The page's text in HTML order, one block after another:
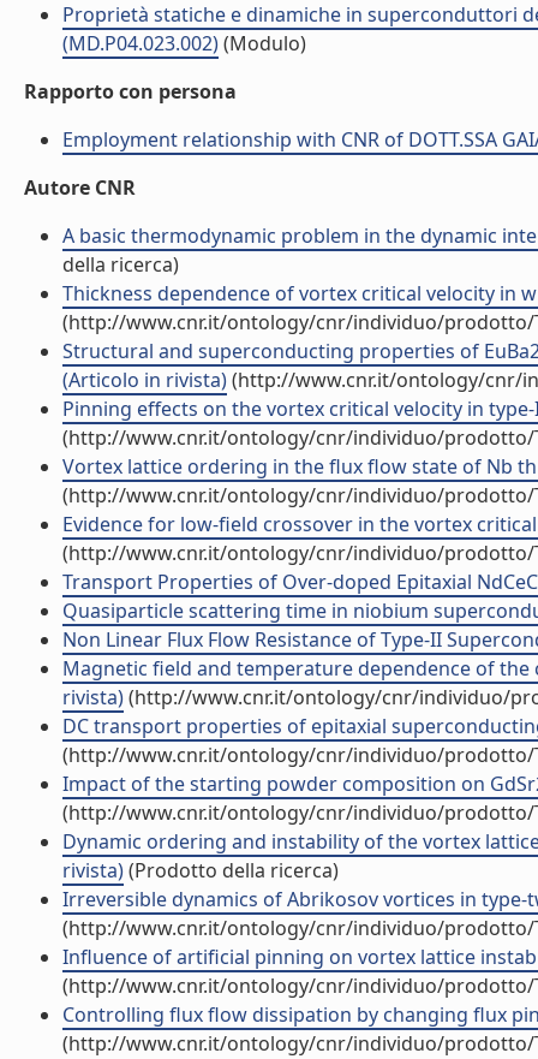
Proprietà statiche e dinamiche in superconduttori
(MD.P04.023.002)(Modulo)
Rapporto con persona
Employment relationship with CNR of DOTT.SSA
Autore CNR
A basic thermodynamic problem in the dynamic
della ricerca)
Thickness dependence of vortex critical velocity in
(http://www.cnr.it/ontology/cnr/individuo/prodotto/
Structural and superconducting properties of
(Articolo in rivista)(http://www.cnr.it/ontology/cnr/
Pinning effects on the vortex critical velocity in
(http://www.cnr.it/ontology/cnr/individuo/prodotto/
Vortex lattice ordering in the flux flow state of Nb
(http://www.cnr.it/ontology/cnr/individuo/prodotto/
Evidence for low-field crossover in the vortex
(http://www.cnr.it/ontology/cnr/individuo/prodotto/
Transport Properties of Over-doped Epitaxial
Quasiparticle scattering time in niobium
Non Linear Flux Flow Resistance of Type-II
Magnetic field and temperature dependence of
rivista)(http://www.cnr.it/ontology/cnr/individuo/
DC transport properties of epitaxial
(http://www.cnr.it/ontology/cnr/individuo/prodotto/
Impact of the starting powder composition on
(http://www.cnr.it/ontology/cnr/individuo/prodotto/
Dynamic ordering and instability of the vortex
rivista)(Prodotto della ricerca)
Irreversible dynamics of Abrikosov vortices in
(http://www.cnr.it/ontology/cnr/individuo/prodotto/
Influence of artificial pinning on vortex lattice
(http://www.cnr.it/ontology/cnr/individuo/prodotto/
Controlling flux flow dissipation by changing flux
(http://www.cnr.it/ontology/cnr/individuo/prodotto/